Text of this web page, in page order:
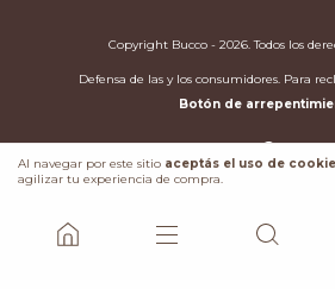
Al navegar por este sitio aceptás el uso de
agilizar tu experiencia de compra.
Copyright Bucco - 2026. Todos los
Defensa de las y los consumidores. Para
Botón de